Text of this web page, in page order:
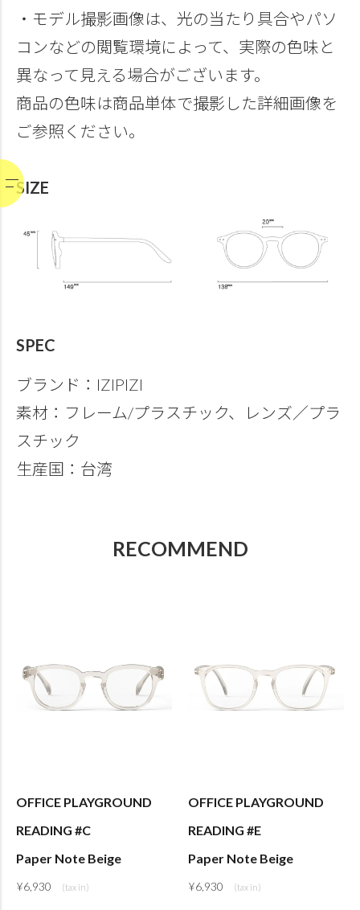
・モデル撮影画像は、光の当たり具合やパソ
コンなどの閲覧環境によって、実際の色味と
異なって見える場合がございます。
商品の色味は商品単体で撮影した詳細画像を
ご参照ください。
SIZE
SPEC
ブランド：IZIPIZI
素材：フレーム/プラスチック、レンズ／プラ
スチック
生産国：台湾
RECOMMEND
OFFICE PLAYGROUND
READING #C
Paper Note Beige
¥6,930
OFFICE PLAYGROUND
READING #E
Paper Note Beige
¥6,930